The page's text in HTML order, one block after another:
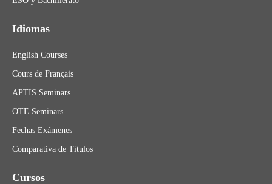
Idiomas
English Courses
Cours de Français
APTIS Seminars
OTE Seminars
Fechas Exámenes
Comparativa de Títulos
Cursos